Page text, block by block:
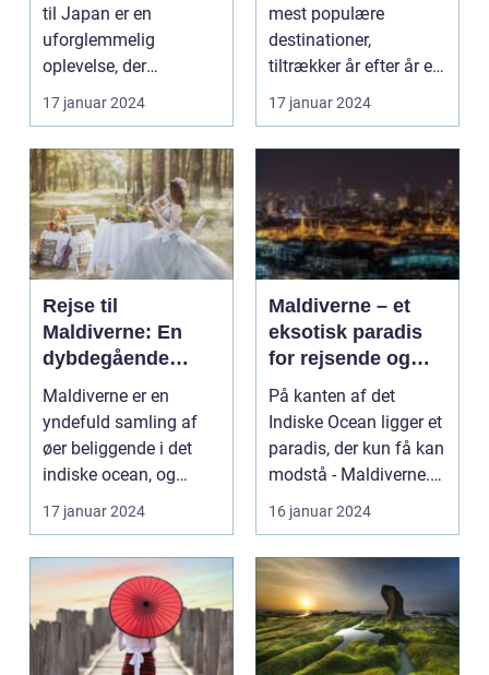
til Japan er en
uforglemmelig
oplevelse, der
tilfredsstiller enhver
17 januar 2024
mest populære
destinationer,
tiltrækker år efter år et
utal af rejsende og e...
17 januar 2024
Rejse til
Maldiverne: En
dybdegående
oplevelse af
paradisets
skønhed og
historie
Maldiverne er en
yndefuld samling af
øer beliggende i det
indiske ocean, og
tilbyder en
17 januar 2024
Maldiverne – et
eksotisk paradis
for rejsende og
eventyrlystne
På kanten af det
Indiske Ocean ligger et
paradis, der kun få kan
modstå - Maldiverne.
Denne smukke ø...
16 januar 2024